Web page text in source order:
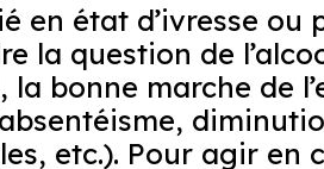
en état d’ivresse
la question de
bonne marche de
etc.). Pour agir en